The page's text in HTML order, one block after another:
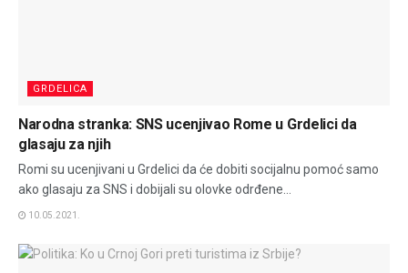
GRDELICA
Narodna stranka: SNS ucenjivao Rome u Grdelici da
glasaju za njih
Romi su ucenjivani u Grdelici da će dobiti socijalnu pomoć samo
ako glasaju za SNS i dobijali su olovke odrđene...
10.05.2021.